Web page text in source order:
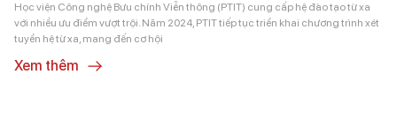
Học viện Công nghệ Bưu chính Viễn thông (PTIT) cung cấp hệ đào tạo từ xa
với nhiều ưu điểm vượt trội. Năm 2024, PTIT tiếp tục triển khai chương trình xét
tuyển hệ từ xa, mang đến cơ hội
Xem thêm